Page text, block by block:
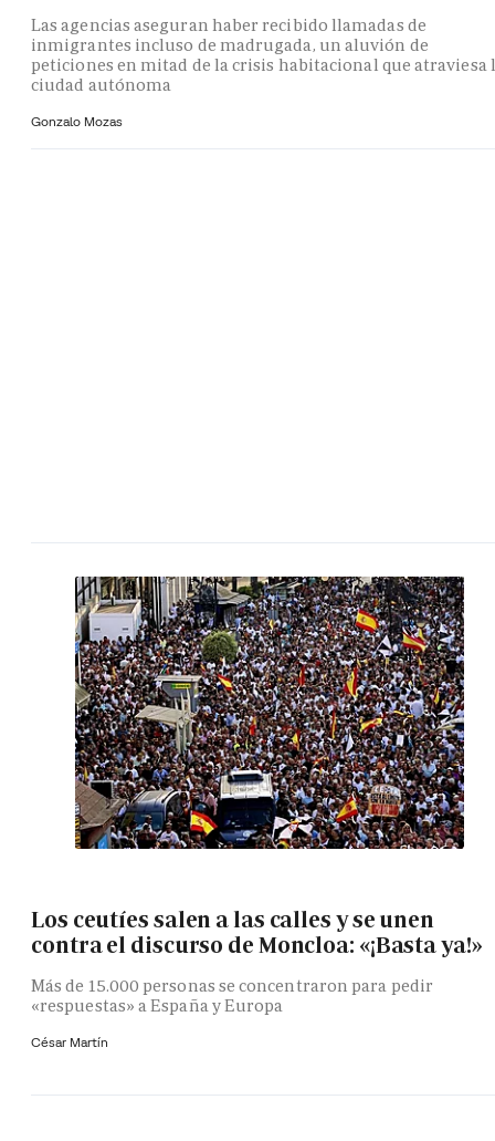
Las agencias aseguran haber recibido llamadas de
inmigrantes incluso de madrugada, un aluvión de
peticiones en mitad de la crisis habitacional que atraviesa
ciudad autónoma
Gonzalo Mozas
Los ceutíes salen a las calles y se unen
contra el discurso de Moncloa: «¡Basta ya!»
Más de 15.000 personas se concentraron para pedir
«respuestas» a España y Europa
César Martín